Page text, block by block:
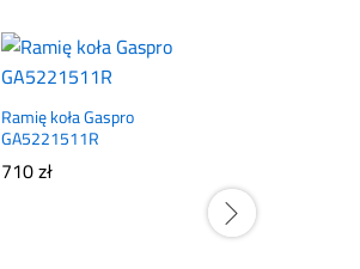
Ramię koła Gaspro
GA5221511R
710zł